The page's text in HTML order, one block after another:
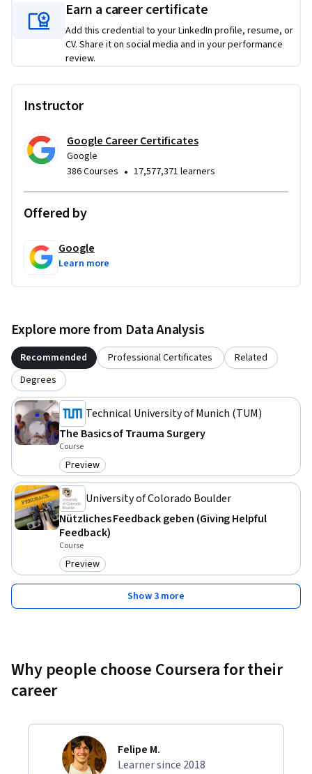
erforderlich.
Im Verlauf dieses Kurses werden Sie:
Bewerbungsprozesses sein können
Portfolio anzufertigen
Earn a career certificate
Add this credential to your LinkedIn profile, resume, or
CV. Share it on social media and in your performance
review.
Instructor
Google Career Certificates
Google
386 Courses • 17,577,371 learners
Offered by
Google
Learn more
Explore more from Data Analysis
Recommended Professional Certificates
Related
Degrees
Technical University of Munich (TUM)
The Basics of Trauma Surgery
Course
Category: Preview
Preview
University of Colorado Boulder
Nützliches Feedback geben (Giving Helpful
Feedback)
Course
Category: Preview
Preview
Show 3 more
Why people choose Coursera for their
career
Felipe M.
Learner since 2018